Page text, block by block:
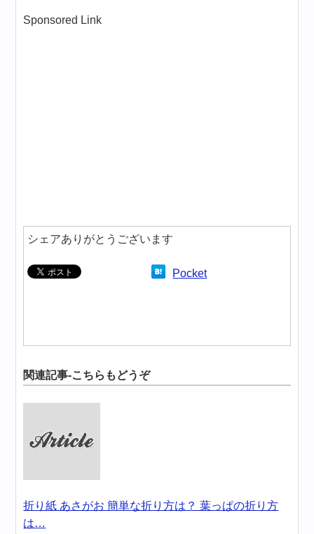
Sponsored Link
シェアありがとうございます
Pocket
関連記事-こちらもどうぞ
折り紙 あさがお 簡単な折り方は？ 葉っぱの折り方
は…